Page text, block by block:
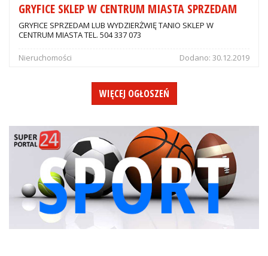
GRYFICE SKLEP W CENTRUM MIASTA SPRZEDAM
GRYFICE SPRZEDAM LUB WYDZIERŻWIĘ TANIO SKLEP W
CENTRUM MIASTA TEL. 504 337 073
Nieruchomości Dodano: 30.12.2019
WIĘCEJ OGŁOSZEŃ